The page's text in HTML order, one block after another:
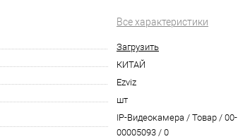
Все характеристики
Загрузить
КИТАЙ
Ezviz
шт
IP-Видеокамера / Товар / 00-
00005093 / 0